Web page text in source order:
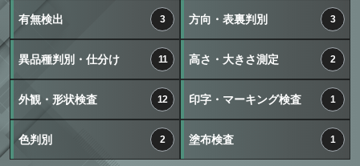
有無検出 3 方向・表裏判別 3
異品種判別・仕分け 11 高さ・大きさ測定 2
外観・形状検査 12 印字・マーキング検査 1
色判別 2 塗布検査 1